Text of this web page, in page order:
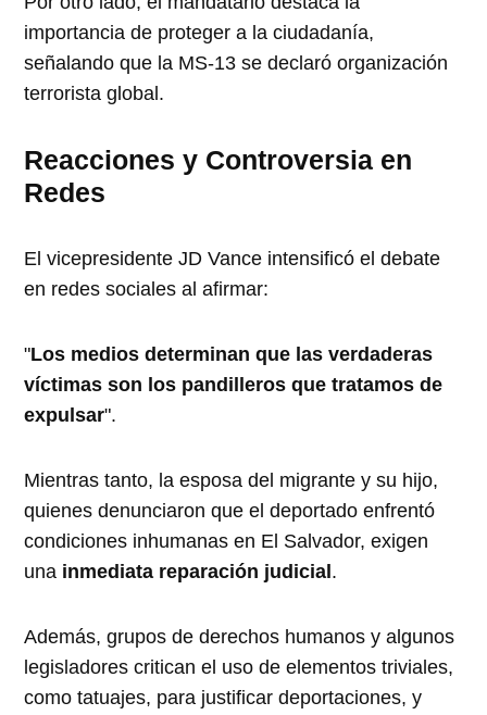
importancia de proteger a la ciudadanía,
señalando que la MS-13 se declaró organización
terrorista global.
Reacciones y Controversia en
Redes
El vicepresidente JD Vance intensificó el debate
en redes sociales al afirmar:
"Los medios determinan que las verdaderas
víctimas son los pandilleros que tratamos de
expulsar".
Mientras tanto, la esposa del migrante y su hijo,
quienes denunciaron que el deportado enfrentó
condiciones inhumanas en El Salvador, exigen
una inmediata reparación judicial.
Además, grupos de derechos humanos y algunos
legisladores critican el uso de elementos triviales,
como tatuajes, para justificar deportaciones, y